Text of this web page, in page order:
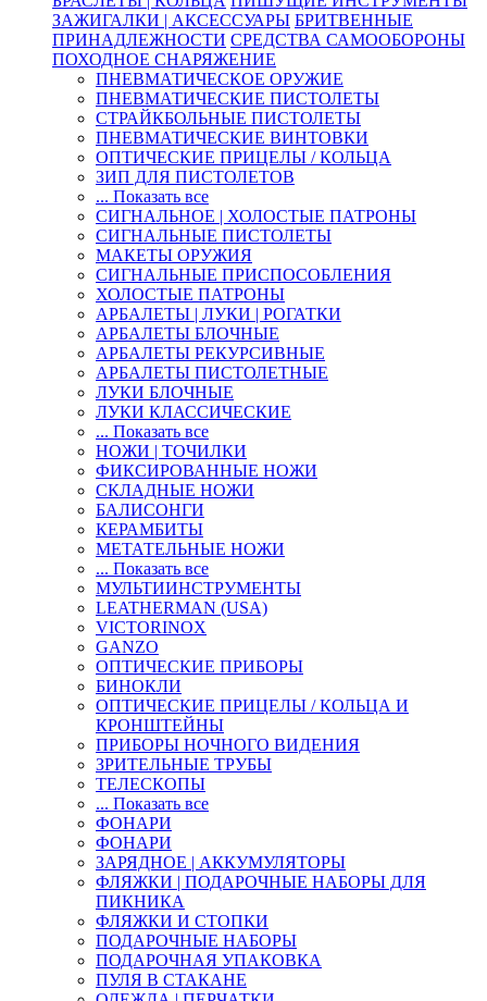
ЗАЖИГАЛКИ | АКСЕССУАРЫ БРИТВЕННЫЕ
ПРИНАДЛЕЖНОСТИ СРЕДСТВА САМООБОРОНЫ
ПОХОДНОЕ СНАРЯЖЕНИЕ
ПНЕВМАТИЧЕСКОЕ ОРУЖИЕ
ПНЕВМАТИЧЕСКИЕ ПИСТОЛЕТЫ
СТРАЙКБОЛЬНЫЕ ПИСТОЛЕТЫ
ПНЕВМАТИЧЕСКИЕ ВИНТОВКИ
ОПТИЧЕСКИЕ ПРИЦЕЛЫ / КОЛЬЦА
ЗИП ДЛЯ ПИСТОЛЕТОВ
... Показать все
СИГНАЛЬНОЕ | ХОЛОСТЫЕ ПАТРОНЫ
СИГНАЛЬНЫЕ ПИСТОЛЕТЫ
МАКЕТЫ ОРУЖИЯ
СИГНАЛЬНЫЕ ПРИСПОСОБЛЕНИЯ
ХОЛОСТЫЕ ПАТРОНЫ
АРБАЛЕТЫ | ЛУКИ | РОГАТКИ
АРБАЛЕТЫ БЛОЧНЫЕ
АРБАЛЕТЫ РЕКУРСИВНЫЕ
АРБАЛЕТЫ ПИСТОЛЕТНЫЕ
ЛУКИ БЛОЧНЫЕ
ЛУКИ КЛАССИЧЕСКИЕ
... Показать все
НОЖИ | ТОЧИЛКИ
ФИКСИРОВАННЫЕ НОЖИ
СКЛАДНЫЕ НОЖИ
БАЛИСОНГИ
КЕРАМБИТЫ
МЕТАТЕЛЬНЫЕ НОЖИ
... Показать все
МУЛЬТИИНСТРУМЕНТЫ
LEATHERMAN (USA)
VICTORINOX
GANZO
ОПТИЧЕСКИЕ ПРИБОРЫ
БИНОКЛИ
ОПТИЧЕСКИЕ ПРИЦЕЛЫ / КОЛЬЦА И
КРОНШТЕЙНЫ
ПРИБОРЫ НОЧНОГО ВИДЕНИЯ
ЗРИТЕЛЬНЫЕ ТРУБЫ
ТЕЛЕСКОПЫ
... Показать все
ФОНАРИ
ФОНАРИ
ЗАРЯДНОЕ | АККУМУЛЯТОРЫ
ФЛЯЖКИ | ПОДАРОЧНЫЕ НАБОРЫ ДЛЯ
ПИКНИКА
ФЛЯЖКИ И СТОПКИ
ПОДАРОЧНЫЕ НАБОРЫ
ПОДАРОЧНАЯ УПАКОВКА
ПУЛЯ В СТАКАНЕ